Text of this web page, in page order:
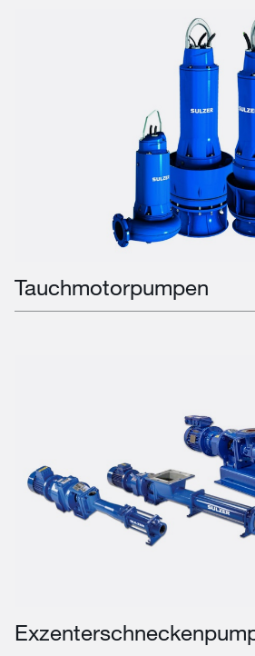
Tauchmotorpumpen